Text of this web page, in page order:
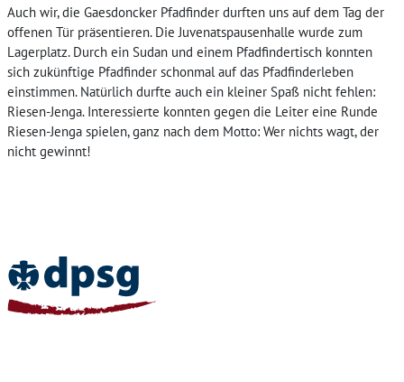
Auch wir, die Gaesdoncker Pfadfinder durften uns auf dem Tag der
offenen Tür präsentieren. Die Juvenatspausenhalle wurde zum
Lagerplatz. Durch ein Sudan und einem Pfadfindertisch konnten
sich zukünftige Pfadfinder schonmal auf das Pfadfinderleben
einstimmen. Natürlich durfte auch ein kleiner Spaß nicht fehlen:
Riesen-Jenga. Interessierte konnten gegen die Leiter eine Runde
Riesen-Jenga spielen, ganz nach dem Motto: Wer nichts wagt, der
nicht gewinnt!